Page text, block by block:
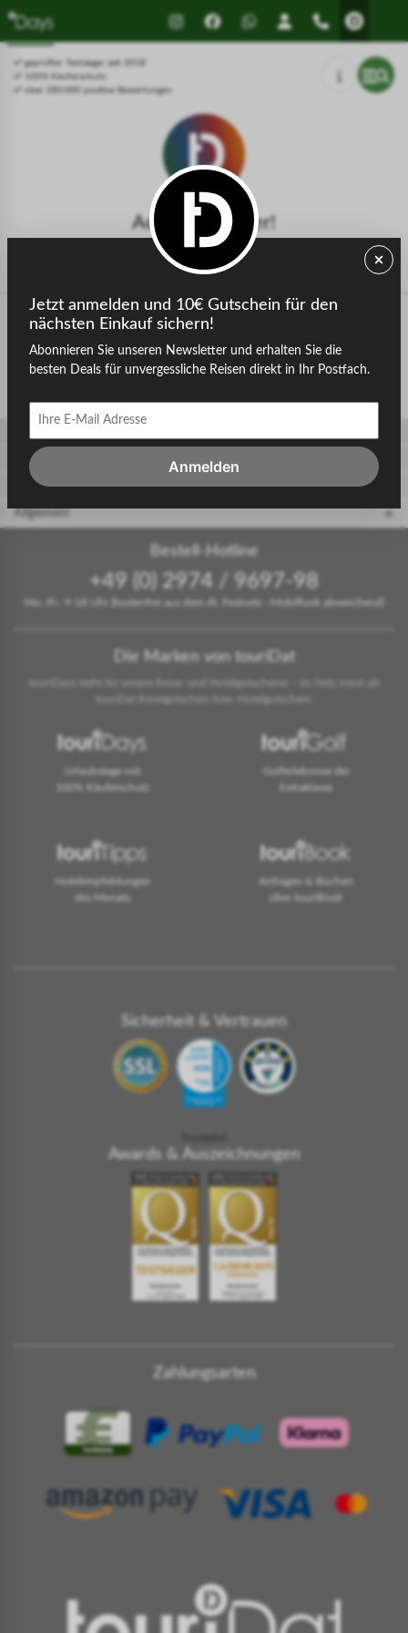
Drücken Sie Alt+1 für den
Bildschirmlesemodus, Alt+0 zum
Abbrechen
Leitfaden für barrierefreie
Bildschirmlesegeräte, Feedback
und Fehlerberichte | Neues
Fenstergeprüfter Testsieger seit 2018
100% Käuferschutz
über 280.000 positive Bewertungen
Achtung, Fehler!
Der gesuchte Gastgeber konnte nicht gefunden werden.
zurück zur Startseite
Gastgeber
touriDat Reiseblog
Allgemein
Bestell-Hotline
+49 (0) 2974 / 9697-98
Mo.-Fr.: 9-18 Uhr (kostenfrei aus dem dt. Festnetz - Mobilfunk abweichend)
Die Marken von touriDat
touriDays steht für unsere Reise- und Hotelgutscheine – im Netz meist als
touriDat Reisegutschein bzw. Hotelgutschein.
Urlaubstage mit
100% Käuferschutz
Golferlebnisse der
Extraklasse
Hotelempfehlungen
des Monats
Anfragen & Buchen
über touriBook
Sicherheit & Vertrauen
Awards & Auszeichnungen
Zahlungsarten
Jetzt anmelden und 10€ Gutschein für den
nächsten Einkauf sichern!
Abonnieren Sie unseren Newsletter und erhalten Sie die
besten Deals für unvergessliche Reisen direkt in Ihr Postfach.
Anmelden